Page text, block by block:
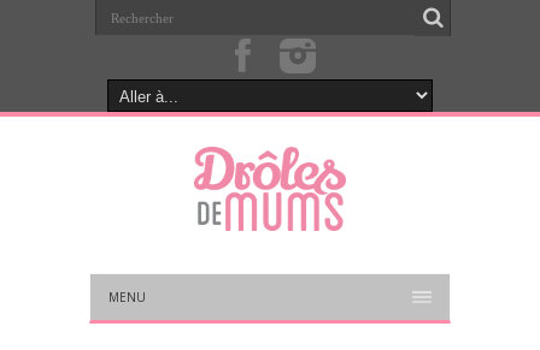
MENU